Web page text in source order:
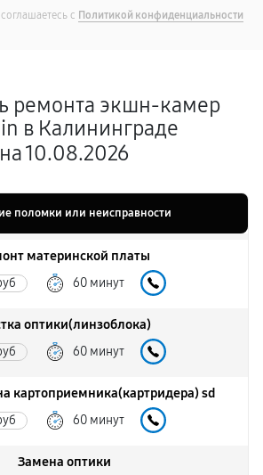
с Политикой конфиденциальности
ремонта экшн-камер
в Калининграде
на 10.08.2026
поломки или неисправности
материнской платы
60 минут
оптики(линзоблока)
60 минут
картоприемника(картридера) sd
60 минут
Замена оптики